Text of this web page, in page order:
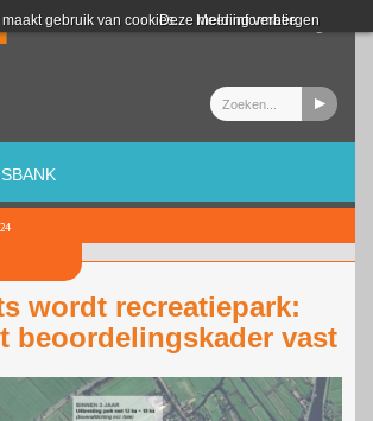
gebruik van cookies. Meer informatie
Deze melding verbergen
Login
wordt recreatiepark:
beoordelingskader vast